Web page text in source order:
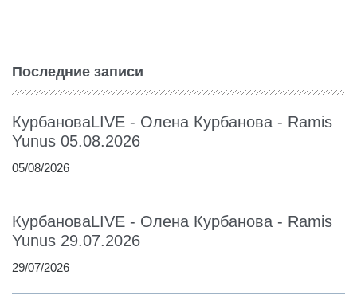
Последние записи
КурбановаLIVE - Олена Курбанова - Ramis
Yunus 05.08.2026
05/08/2026
КурбановаLIVE - Олена Курбанова - Ramis
Yunus 29.07.2026
29/07/2026